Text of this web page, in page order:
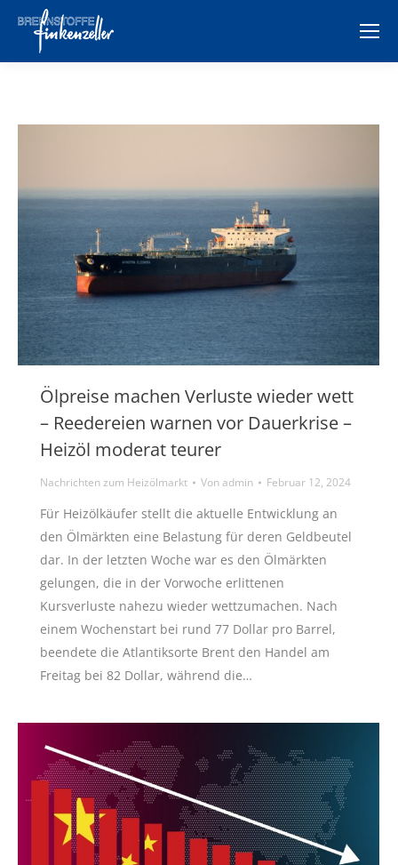
Ölpreise machen Verluste wieder wett
– Reedereien warnen vor Dauerkrise –
Heizöl moderat teurer
Nachrichten zum Heizölmarkt Vonadmin Februar 12, 2024
Für Heizölkäufer stellt die aktuelle Entwicklung an
den Ölmärkten eine Belastung für deren Geldbeutel
dar. In der letzten Woche war es den Ölmärkten
gelungen, die in der Vorwoche erlittenen
Kursverluste nahezu wieder wettzumachen. Nach
einem Wochenstart bei rund 77 Dollar pro Barrel,
beendete die Atlantiksorte Brent den Handel am
Freitag bei 82 Dollar, während die…